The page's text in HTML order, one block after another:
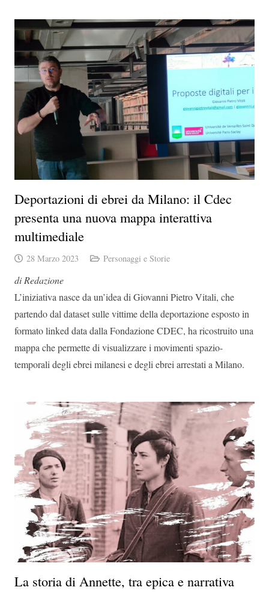
Deportazioni di ebrei da Milano: il Cdec
presenta una nuova mappa interattiva
multimediale
28 Marzo 2023 Personaggi e Storie
di Redazione
L’iniziativa nasce da un’idea di Giovanni Pietro Vitali, che
partendo dal dataset sulle vittime della deportazione esposto in
formato linked data dalla Fondazione CDEC, ha ricostruito una
mappa che permette di visualizzare i movimenti spazio-
temporali degli ebrei milanesi e degli ebrei arrestati a Milano.
La storia di Annette, tra epica e narrativa